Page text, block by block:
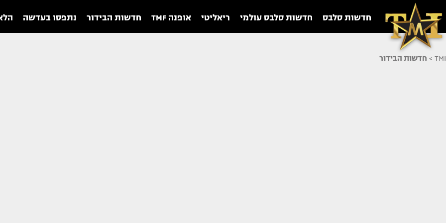
חדשות סלבס חדשות סלבס עולמי ריאליטי אופנה TMF חדשות הבידור נתפסו בעדשה
TMI
> חדשות הבידור